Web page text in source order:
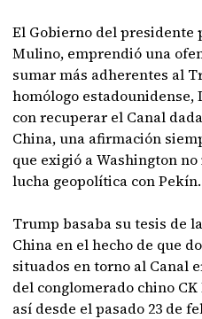
El Gobierno del presidente
Mulino, emprendió una
sumar más adherentes al
homólogo estadounidense,
con recuperar el Canal
China, una afirmación
que exigió a Washington
lucha geopolítica con Pekín.
Trump basaba su tesis de
China en el hecho de que
situados en torno al Canal
del conglomerado chino
así desde el pasado 23 de